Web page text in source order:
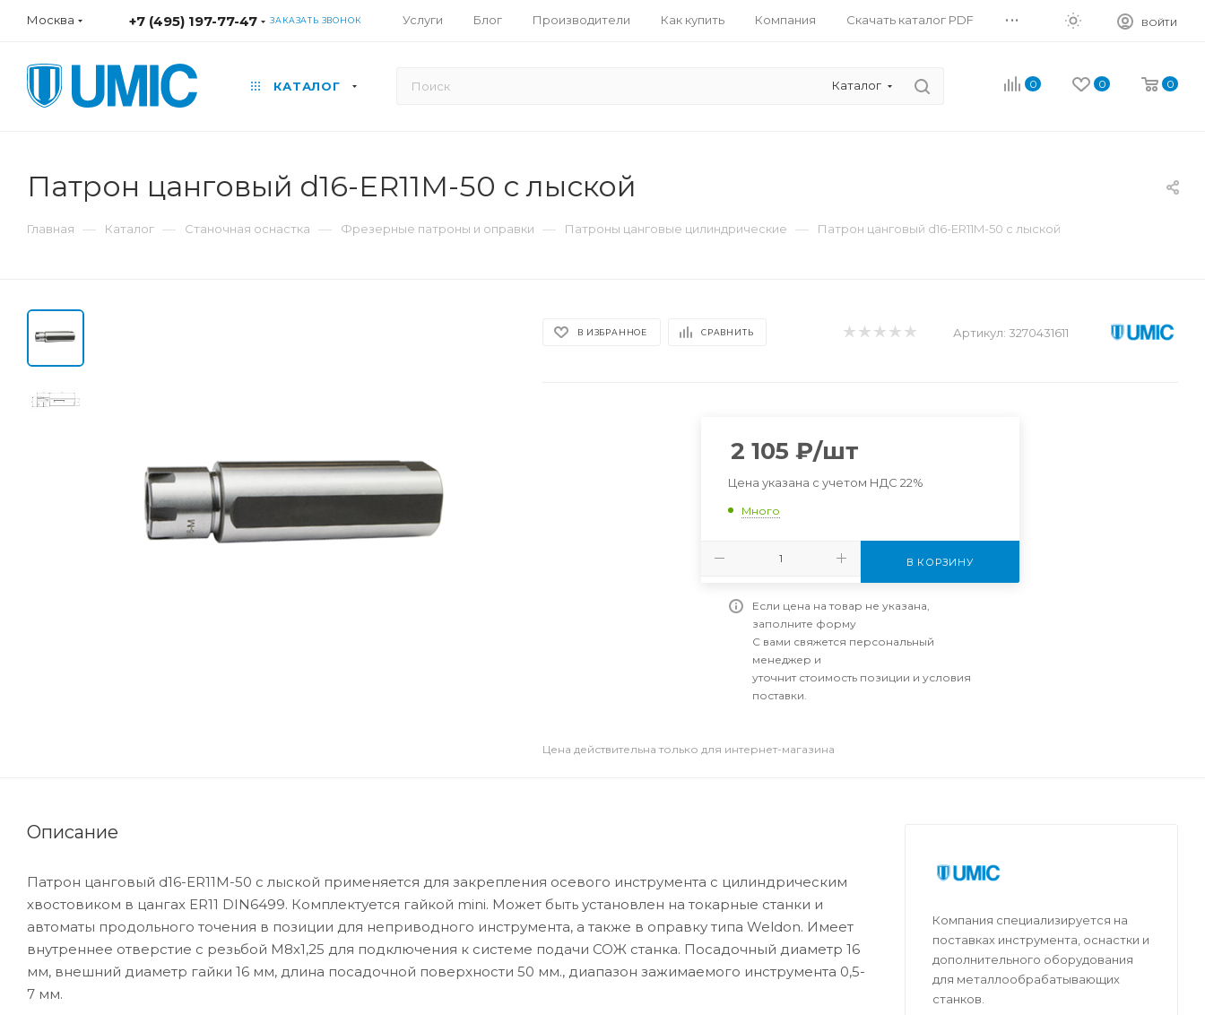
Москва +7 (495) 197-77-47 ЗАКАЗАТЬ ЗВОНОК Услуги Блог Производители Как купить Компания Скачать каталог PDF ... ВОЙТИ
КАТАЛОГ Каталог 0 0 0
Патрон цанговый d16-ER11M-50 с лыской
Главная — Каталог — Станочная оснастка — Фрезерные патроны и оправки — Патроны цанговые цилиндрические — Патрон цанговый d16-ER11M-50 с лыской
В ИЗБРАННОЕ СРАВНИТЬ Артикул: 3270431611
2 105 ₽/шт
Цена указана с учетом НДС 22%
Много
В КОРЗИНУ
Если цена на товар не указана,
заполните форму
С вами свяжется персональный
менеджер и
уточнит стоимость позиции и условия
поставки.
Цена действительна только для интернет-магазина
Описание
Патрон цанговый d16-ER11M-50 с лыской применяется для закрепления осевого инструмента с цилиндрическим
хвостовиком в цангах ER11 DIN6499. Комплектуется гайкой mini. Может быть установлен на токарные станки и
автоматы продольного точения в позиции для неприводного инструмента, а также в оправку типа Weldon. Имеет
внутреннее отверстие с резьбой М8х1,25 для подключения к системе подачи СОЖ станка. Посадочный диаметр 16
мм, внешний диаметр гайки 16 мм, длина посадочной поверхности 50 мм., диапазон зажимаемого инструмента 0,5-
7 мм.
Компания специализируется на
поставках инструмента, оснастки и
дополнительного оборудования
для металлообрабатывающих
станков.